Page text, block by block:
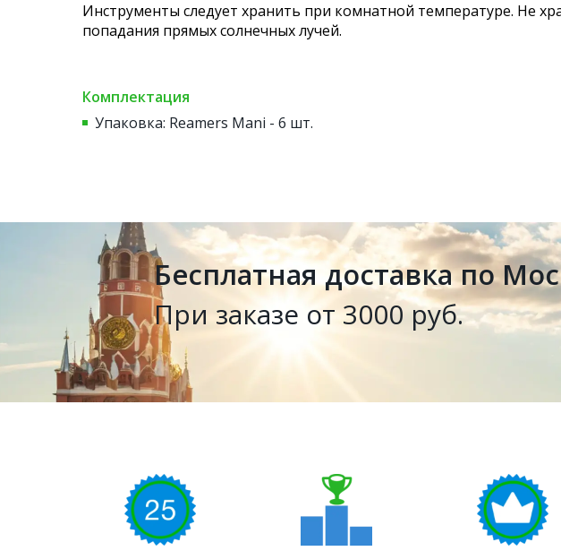
Инструменты следует хранить при комнатной температуре. Не
попадания прямых солнечных лучей.
Комплектация
Упаковка: Reamers Mani - 6 шт.
Бесплатная доставка по
При заказе от 3000 руб.